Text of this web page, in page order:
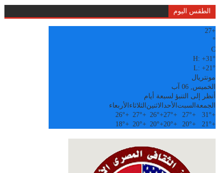
الطقس اليوم
+
27
°
C
H:+31°
L:+21°
مونتريال
الخميس, 06 آب
أنظر إلى التنبؤ لسبعة أيام
الجمعة السبت الأحدالاثنين الثلاثاء الأربعاء
+
31°
+
27°
+
27°
+
26°
+
27°
+
26°
+
21°
+
20°
+
20°
+
20°
+
20°
+
18°